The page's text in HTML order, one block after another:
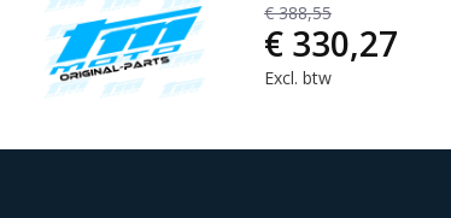
€ 388,55
€ 330,27
Excl. btw